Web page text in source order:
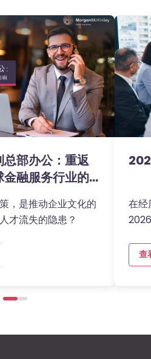
部办公：重返
融服务行业的
，是推动企业文化的
才流失的隐患？
在经
查